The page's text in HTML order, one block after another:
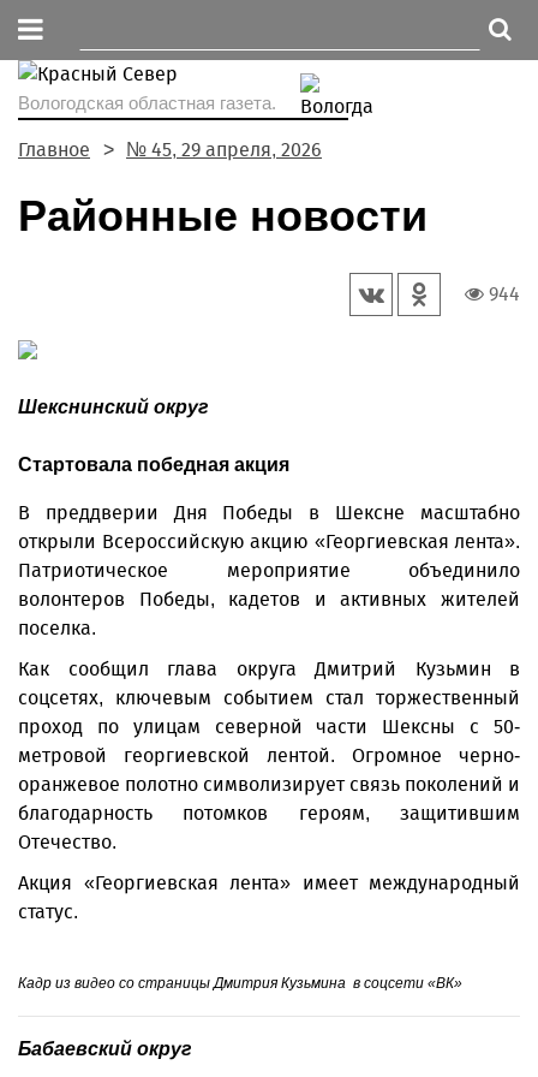
Вологодская областная газета.
Главное № 45, 29 апреля, 2026
Районные новости
944
Шекснинский округ
Стартовала победная акция
В преддверии Дня Победы в Шексне масштабно
открыли Всероссийскую акцию «Георгиевская лента».
Патриотическое мероприятие объединило
волонтеров Победы, кадетов и активных жителей
поселка.
Как сообщил глава округа Дмитрий Кузьмин в
соцсетях, ключевым событием стал торжественный
проход по улицам северной части Шексны с 50-
метровой георгиевской лентой. Огромное черно-
оранжевое полотно символизирует связь поколений и
благодарность потомков героям, защитившим
Отечество.
Акция «Георгиевская лента» имеет международный
статус.
Кадр из видео со страницы Дмитрия Кузьмина в соцсети «ВК»
Бабаевский округ